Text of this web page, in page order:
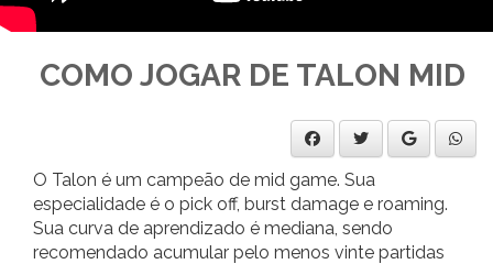
COMO JOGAR DE TALON MID
O Talon é um campeão de mid game. Sua
especialidade é o pick off, burst damage e roaming.
Sua curva de aprendizado é mediana, sendo
recomendado acumular pelo menos vinte partidas